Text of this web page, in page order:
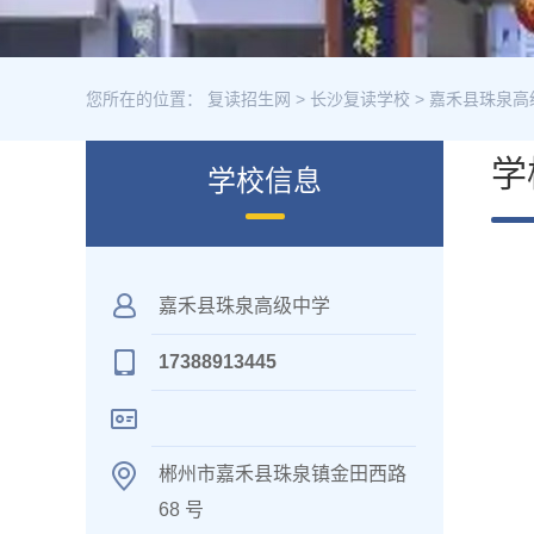
您所在的位置： 复读招生网 > 长沙复读学校 > 嘉禾县珠泉高
学校信息
嘉禾县珠泉高级中学
17388913445
郴州市嘉禾县珠泉镇金田西路
68 号